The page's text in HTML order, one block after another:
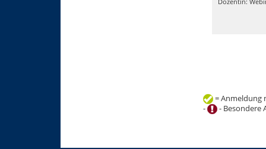
= Anmeldung
-
- Besondere